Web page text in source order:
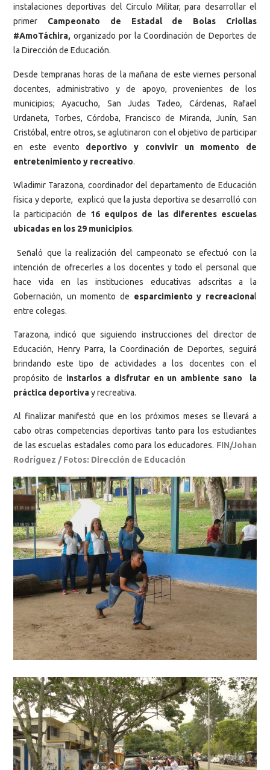
instalaciones deportivas del Circulo Militar, para desarrollar el
primer Campeonato de Estadal de Bolas Criollas
#AmoTáchira, organizado por la Coordinación de Deportes de
la Dirección de Educación.
Desde tempranas horas de la mañana de este viernes personal
docentes, administrativo y de apoyo, provenientes de los
municipios; Ayacucho, San Judas Tadeo, Cárdenas, Rafael
Urdaneta, Torbes, Córdoba, Francisco de Miranda, Junín, San
Cristóbal, entre otros, se aglutinaron con el objetivo de participar
en este evento deportivo y convivir un momento de
entretenimiento y recreativo.
Wladimir Tarazona, coordinador del departamento de Educación
física y deporte, explicó que la justa deportiva se desarrolló con
la participación de 16 equipos de las diferentes escuelas
ubicadas en los 29 municipios.
Señaló que la realización del campeonato se efectuó con la
intención de ofrecerles a los docentes y todo el personal que
hace vida en las instituciones educativas adscritas a la
Gobernación, un momento de esparcimiento y recreacional
entre colegas.
Tarazona, indicó que siguiendo instrucciones del director de
Educación, Henry Parra, la Coordinación de Deportes, seguirá
brindando este tipo de actividades a los docentes con el
propósito de instarlos a disfrutar en un ambiente sano la
práctica deportivay recreativa.
Al finalizar manifestó que en los próximos meses se llevará a
cabo otras competencias deportivas tanto para los estudiantes
de las escuelas estadales como para los educadores. FIN/Johan
Rodríguez / Fotos: Dirección de Educación